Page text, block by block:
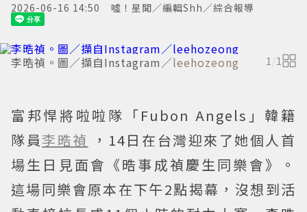
2026-06-16 14:50 噓！星聞／編輯Shh／綜合報導
李晧禎。圖／擷自Instagram／leehozeong 1/1
富邦悍將啦啦隊「Fubon Angels」韓籍
隊員李晧禎
，14日在台灣迎來了她個人首
場生日見面會《晧事成禎慶生同樂會》。
這場同樂會原本在下午2點揭幕，沒想到活